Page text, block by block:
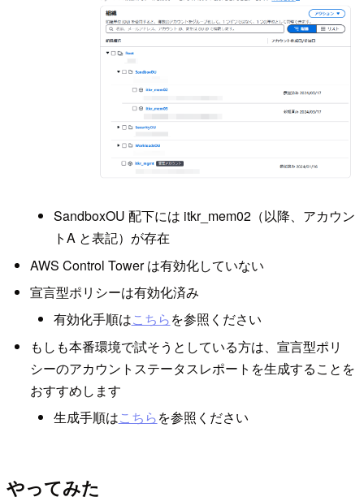
SandboxOU 配下には itkr_mem02（以降、アカウン
トA と表記）が存在
AWS Control Tower は有効化していない
宣言型ポリシーは有効化済み
有効化手順はこちらを参照ください
もしも本番環境で試そうとしている方は、宣言型ポリ
シーのアカウントステータスレポートを生成することを
おすすめします
生成手順はこちらを参照ください
やってみた